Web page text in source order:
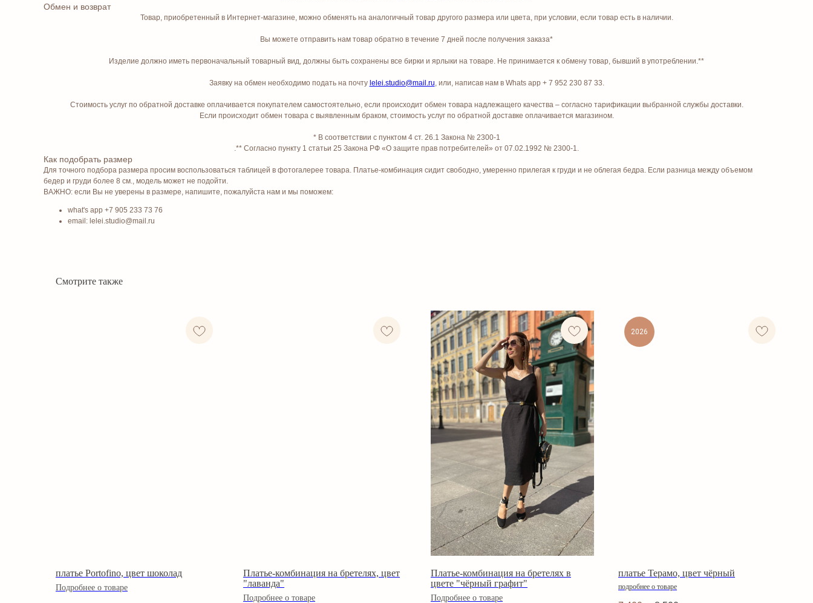
Обмен и возврат
Товар, приобретенный в Интернет-магазине, можно обменять на аналогичный товар другого размера или цвета, при условии, если товар есть в наличии.
Вы можете отправить нам товар обратно в течение 7 дней после получения заказа*
Изделие должно иметь первоначальный товарный вид, должны быть сохранены все бирки и ярлыки на товаре. Не принимается к обмену товар, бывший в употреблении.**
Заявку на обмен необходимо подать на почту lelei.studio@mail.ru, или, написав нам в Whats app + 7 952 230 87 33.
Стоимость услуг по обратной доставке оплачивается покупателем самостоятельно, если происходит обмен товара надлежащего качества – согласно тарификации выбранной службы доставки.
Если происходит обмен товара с выявленным браком, стоимость услуг по обратной доставке оплачивается магазином.
* В соответствии с пунктом 4 ст. 26.1 Закона № 2300-1
.** Согласно пункту 1 статьи 25 Закона РФ «О защите прав потребителей» от 07.02.1992 № 2300-1.
Как подобрать размер
Для точного подбора размера просим воспользоваться таблицей в фотогалерее товара. Платье-комбинация сидит свободно, умеренно прилегая к груди и не облегая бедра. Если разница между объемом
бедер и груди более 8 см., модель может не подойти.
ВАЖНО: если Вы не уверены в размере, напишите, пожалуйста нам и мы поможем:
what's app +7 905 233 73 76
email: lelei.studio@mail.ru
Смотрите также
платье Portofino, цвет шоколад
Подробнее о товаре
Платье-комбинация на бретелях, цвет
"лаванда"
Подробнее о товаре
Платье-комбинация на бретелях в
цвете "чёрный графит"
Подробнее о товаре
2026
платье Терамо, цвет чёрный
подробнее о товаре